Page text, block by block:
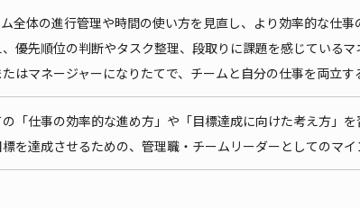
全体の進行管理や時間の使い方を見直し、より効率的な仕
優先順位の判断やタスク整理、段取りに課題を感じている
はマネージャーになりたてで、チームと自分の仕事を両立
「仕事の効率的な進め方」や「目標達成に向けた考え方」を
を達成させるための、管理職・チームリーダーとしてのマイ